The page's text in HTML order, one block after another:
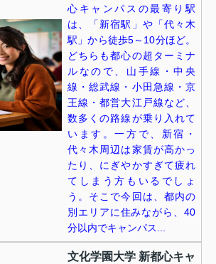
心キャンパスの最寄り駅
は、「新宿駅」や「代々木
駅」から徒歩5～10分ほど。
どちらも都心の超ターミナ
ルなので、山手線・中央
線・総武線・小田急線・京
王線・都営大江戸線など、
数多くの路線が乗り入れて
います。一方で、新宿・
代々木周辺は家賃が高かっ
たり、にぎやかすぎて疲れ
てしまう方もいるでしょ
う。そこで今回は、都内の
別エリアに住みながら、40
分以内でキャンパス...
文化学園大学 新都心キャ